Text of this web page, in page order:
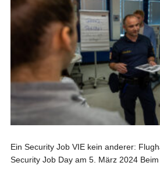
Ein Security Job VIE kein anderer:
Security Job Day am 5. März 2024 Beim